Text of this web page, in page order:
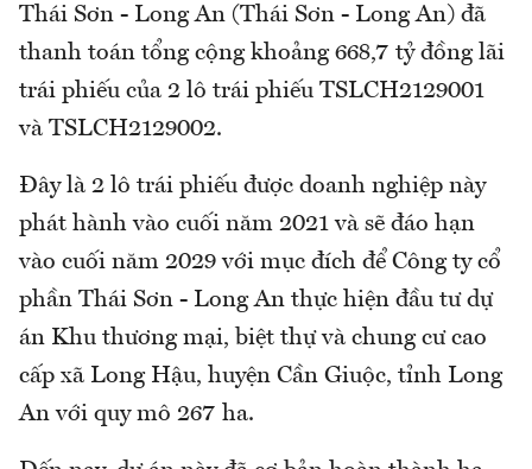
Thái Sơn - Long An (Thái Sơn - Long An) đã
thanh toán tổng cộng khoảng 668,7 tỷ đồng lãi
trái phiếu của 2 lô trái phiếu TSLCH2129001
và TSLCH2129002.
Đây là 2 lô trái phiếu được doanh nghiệp này
phát hành vào cuối năm 2021 và sẽ đáo hạn
vào cuối năm 2029 với mục đích để Công ty cổ
phần Thái Sơn - Long An thực hiện đầu tư dự
án Khu thương mại, biệt thự và chung cư cao
cấp xã Long Hậu, huyện Cần Giuộc, tỉnh Long
An với quy mô 267 ha.